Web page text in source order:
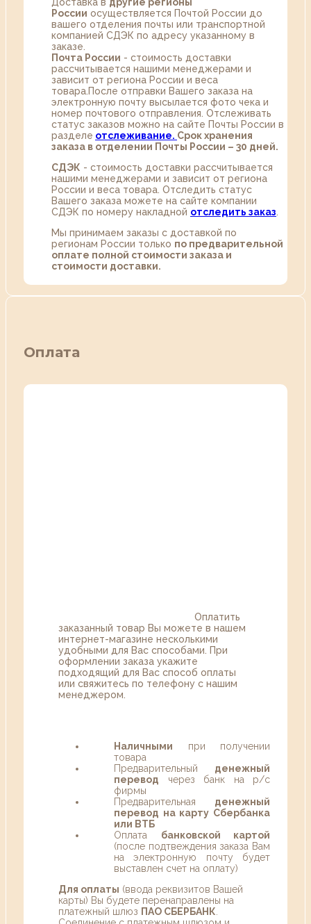
России осуществляется Почтой России до
вашего отделения почты или транспортной
компанией СДЭК по адресу указанному в
заказе.
Почта России - стоимость доставки
рассчитывается нашими менеджерами и
зависит от региона России и веса
товара.После отправки Вашего заказа на
электронную почту высылается фото чека и
номер почтового отправления. Отслеживать
статус заказов можно на сайте Почты России в
разделе oтслеживание. Срок хранения
заказа в отделении Почты России – 30 дней.
СДЭК - стоимость доставки рассчитывается
нашими менеджерами и зависит от региона
России и веса товара. Отследить статус
Вашего заказа можете на сайте компании
СДЭК по номеру накладной отследить заказ
Мы принимаем заказы с доставкой по
регионам России только по предварительной
оплате полной стоимости заказа и
стоимости доставки.
Оплата
Оплатить
заказанный товар Вы можете в нашем
интернет-магазине несколькими
удобными для Вас способами. При
оформлении заказа укажите
подходящий для Вас способ оплаты
или свяжитесь по телефону с нашим
менеджером.
Наличными при получении
товара
Предварительный денежный
перевод через банк на р/с
фирмы
Предварительная денежный
перевод на карту Сбербанка
или ВТБ
Оплата банковской картой
(после подтвеждения заказа Вам
на электронную почту будет
выставлен счет на оплату)
Для оплаты (ввода реквизитов Вашей
карты) Вы будете перенаправлены на
платежный шлюз ПАО СБЕРБАНК